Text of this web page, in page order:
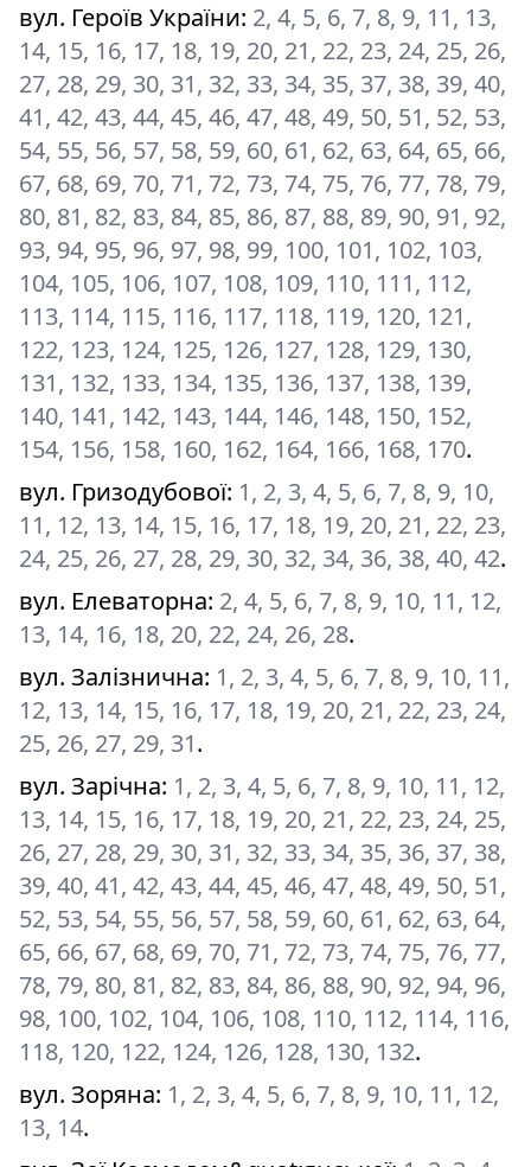
вул. Героїв України: 2, 4, 5, 6, 7, 8, 9, 11, 13,
14, 15, 16, 17, 18, 19, 20, 21, 22, 23, 24, 25, 26,
27, 28, 29, 30, 31, 32, 33, 34, 35, 37, 38, 39, 40,
41, 42, 43, 44, 45, 46, 47, 48, 49, 50, 51, 52, 53,
54, 55, 56, 57, 58, 59, 60, 61, 62, 63, 64, 65, 66,
67, 68, 69, 70, 71, 72, 73, 74, 75, 76, 77, 78, 79,
80, 81, 82, 83, 84, 85, 86, 87, 88, 89, 90, 91, 92,
93, 94, 95, 96, 97, 98, 99, 100, 101, 102, 103,
104, 105, 106, 107, 108, 109, 110, 111, 112,
113, 114, 115, 116, 117, 118, 119, 120, 121,
122, 123, 124, 125, 126, 127, 128, 129, 130,
131, 132, 133, 134, 135, 136, 137, 138, 139,
140, 141, 142, 143, 144, 146, 148, 150, 152,
154, 156, 158, 160, 162, 164, 166, 168, 170.
вул. Гризодубової: 1, 2, 3, 4, 5, 6, 7, 8, 9, 10,
11, 12, 13, 14, 15, 16, 17, 18, 19, 20, 21, 22, 23,
24, 25, 26, 27, 28, 29, 30, 32, 34, 36, 38, 40, 42.
вул. Елеваторна: 2, 4, 5, 6, 7, 8, 9, 10, 11, 12,
13, 14, 16, 18, 20, 22, 24, 26, 28.
вул. Залізнична: 1, 2, 3, 4, 5, 6, 7, 8, 9, 10, 11,
12, 13, 14, 15, 16, 17, 18, 19, 20, 21, 22, 23, 24,
25, 26, 27, 29, 31.
вул. Зарічна: 1, 2, 3, 4, 5, 6, 7, 8, 9, 10, 11, 12,
13, 14, 15, 16, 17, 18, 19, 20, 21, 22, 23, 24, 25,
26, 27, 28, 29, 30, 31, 32, 33, 34, 35, 36, 37, 38,
39, 40, 41, 42, 43, 44, 45, 46, 47, 48, 49, 50, 51,
52, 53, 54, 55, 56, 57, 58, 59, 60, 61, 62, 63, 64,
65, 66, 67, 68, 69, 70, 71, 72, 73, 74, 75, 76, 77,
78, 79, 80, 81, 82, 83, 84, 86, 88, 90, 92, 94, 96,
98, 100, 102, 104, 106, 108, 110, 112, 114, 116,
118, 120, 122, 124, 126, 128, 130, 132.
вул. Зоряна: 1, 2, 3, 4, 5, 6, 7, 8, 9, 10, 11, 12,
13, 14.